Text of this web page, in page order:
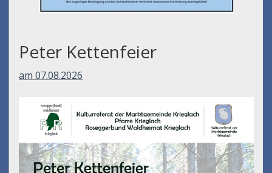
Peter Kettenfeier
am 07.08.2026